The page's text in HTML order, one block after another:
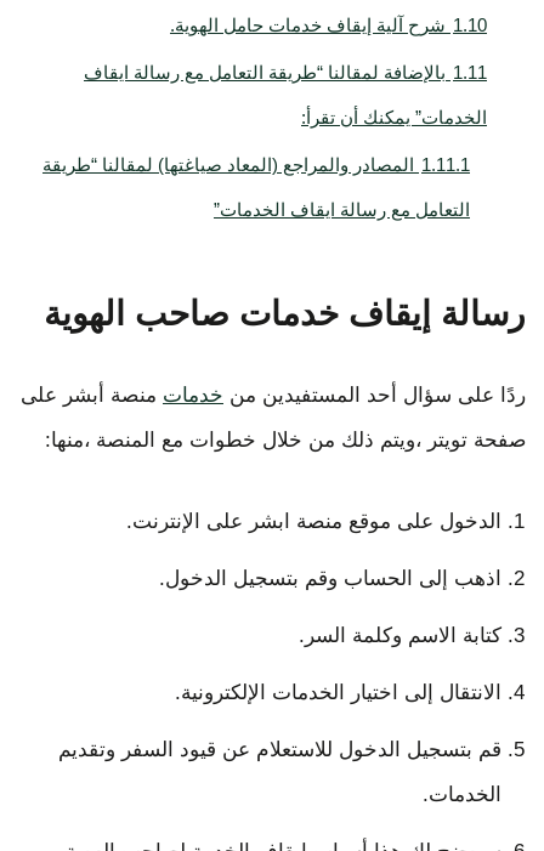
1.10 شرح آلية إيقاف خدمات حامل الهوية.
1.11 بالإضافة لمقالنا “طريقة التعامل مع رسالة ايقاف
الخدمات” يمكنك أن تقرأ:
1.11.1 المصادر والمراجع (المعاد صياغتها) لمقالنا “طريقة
التعامل مع رسالة ايقاف الخدمات”
رسالة إيقاف خدمات صاحب الهوية
ردًا على سؤال أحد المستفيدين من خدمات منصة أبشر على
صفحة تويتر ،ويتم ذلك من خلال خطوات مع المنصة ،منها:
الدخول على موقع منصة ابشر على الإنترنت.
اذهب إلى الحساب وقم بتسجيل الدخول.
كتابة الاسم وكلمة السر.
الانتقال إلى اختيار الخدمات الإلكترونية.
قم بتسجيل الدخول للاستعلام عن قيود السفر وتقديم
الخدمات.